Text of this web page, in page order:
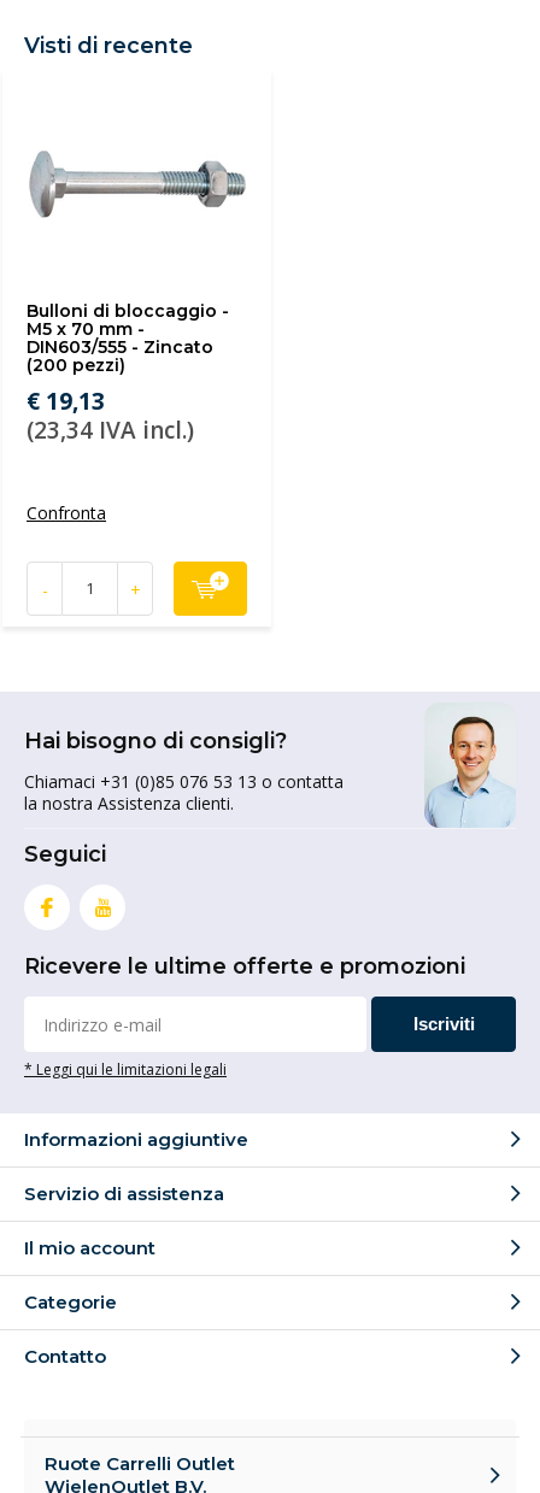
Visti di recente
Bulloni di bloccaggio -
M5 x 70 mm -
DIN603/555 - Zincato
(200 pezzi)
€ 19,13
(23,34 IVA incl.)
Confronta
- +
Hai bisogno di consigli?
Chiamaci +31 (0)85 076 53 13 o contatta
la nostra Assistenza clienti.
Seguici
Ricevere le ultime offerte e promozioni
Iscriviti
* Leggi qui le limitazioni legali
Informazioni aggiuntive
Servizio di assistenza
Il mio account
Categorie
Contatto
Ruote Carrelli Outlet
WielenOutlet B.V.